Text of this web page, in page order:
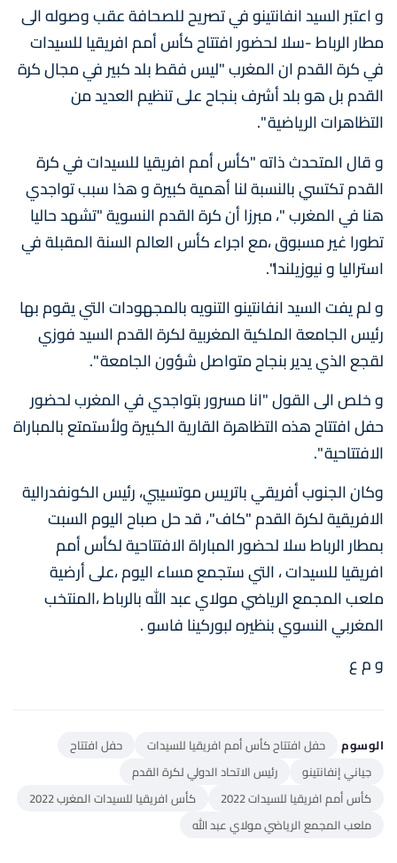
و اعتبر السيد انفانتينو في تصريح للصحافة عقب وصوله الى
مطار الرباط -سلا لحضور افتتاح كأس أمم افريقيا للسيدات
في كرة القدم ان المغرب "ليس فقط بلد كبير في مجال كرة
القدم بل هو بلد أشرف بنجاح على تنظيم العديد من
التظاهرات الرياضية ".
و قال المتحدث ذاته "كأس أمم افريقيا للسيدات في كرة
القدم تكتسي بالنسبة لنا أهمية كبيرة و هذا سبب تواجدي
هنا في المغرب "، مبرزا أن كرة القدم النسوية "تشهد حاليا
تطورا غير مسبوق ،مع اجراء كأس العالم السنة المقبلة في
استراليا و نيوزيلندا".
و لم يفت السيد انفانتينو التنويه بالمجهودات التي يقوم بها
رئيس الجامعة الملكية المغربية لكرة القدم السيد فوزي
لقجع الذي يدير بنجاح متواصل شؤون الجامعة ".
و خلص الى القول "انا مسرور بتواجدي في المغرب لحضور
حفل افتتاح هذه التظاهرة القارية الكبيرة ولأستمتع بالمباراة
الافتتاحية ".
وكان الجنوب أفريقي باتريس موتسيبي، رئيس الكونفدرالية
الافريقية لكرة القدم "كاف"، قد حل صباح اليوم السبت
بمطار الرباط سلا لحضور المباراة الافتتاحية لكأس أمم
افريقيا للسيدات ، التي ستجمع مساء اليوم ،على أرضية
ملعب المجمع الرياضي مولاي عبد الله بالرباط ،المنتخب
المغربي النسوي بنظيره لبوركينا فاسو .
و م ع
الوسوم حفل افتتاح كأس أمم افريقيا للسيدات
حفل افتتاح
جياني إنفانتينو
رئيس الاتحاد الدولي لكرة القدم
كأس أمم افريقيا للسيدات 2022
كأس افريقيا للسيدات المغرب 2022
ملعب المجمع الرياضي مولاي عبد الله